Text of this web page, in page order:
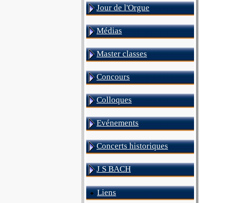
Jour de l'Orgue
Médias
Master classes
Concours
Colloques
Evénements
Concerts historiques
J S BACH
Liens